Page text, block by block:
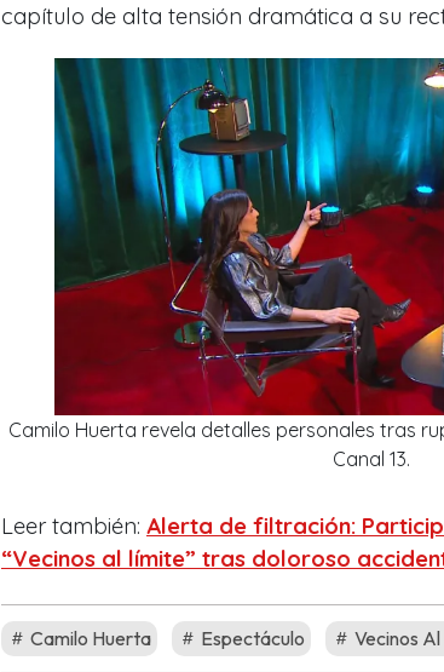
capítulo de alta tensión dramática a su
Camilo Huerta revela detalles personales tras
Canal 13.
Leer también: Alerta de filtración:
“Vecinos al límite” tras doloroso
Camilo Huerta Espectáculo Vecinos